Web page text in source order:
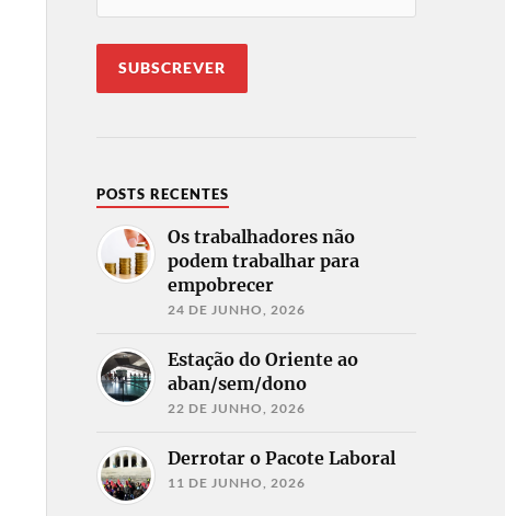
POSTS RECENTES
Os trabalhadores não
podem trabalhar para
empobrecer
24 DE JUNHO, 2026
Estação do Oriente ao
aban/sem/dono
22 DE JUNHO, 2026
Derrotar o Pacote Laboral
11 DE JUNHO, 2026